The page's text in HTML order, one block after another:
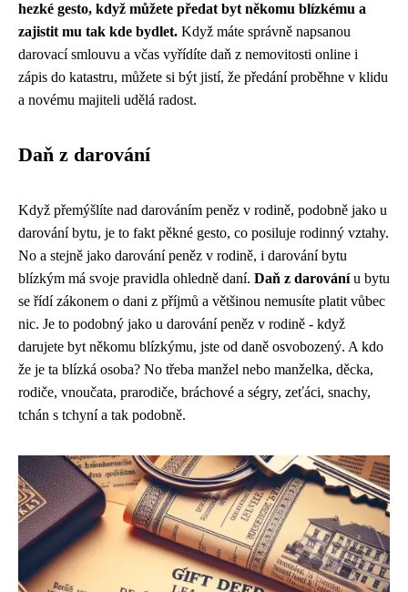
hezké gesto, když můžete předat byt někomu blízkému a
zajistit mu tak kde bydlet. Když máte správně napsanou
darovací smlouvu a včas vyřídíte daň z nemovitosti online i
zápis do katastru, můžete si být jistí, že předání proběhne v klidu
a novému majiteli udělá radost.
Daň z darování
Když přemýšlíte nad darováním peněz v rodině, podobně jako u
darování bytu, je to fakt pěkné gesto, co posiluje rodinný vztahy.
No a stejně jako darování peněz v rodině, i darování bytu
blízkým má svoje pravidla ohledně daní. Daň z darováníu bytu
se řídí zákonem o dani z příjmů a většinou nemusíte platit vůbec
nic. Je to podobný jako u darování peněz v rodině - když
darujete byt někomu blízkýmu, jste od daně osvobozený. A kdo
že je ta blízká osoba? No třeba manžel nebo manželka, děcka,
rodiče, vnoučata, prarodiče, bráchové a ségry, zeťáci, snachy,
tchán s tchyní a tak podobně.